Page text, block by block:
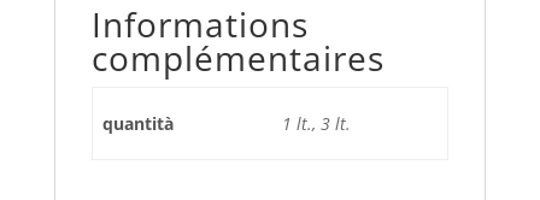
Informations
complémentaires
quantità 1 lt., 3 lt.